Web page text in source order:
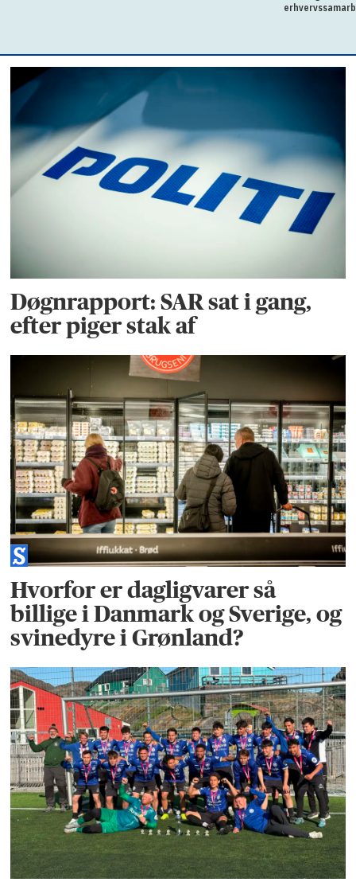
Døgnrapport: SAR sat i gang,
efter piger stak af
Hvorfor er dagligvarer så
billige i Danmark og Sverige, og
svinedyre i Grønland?